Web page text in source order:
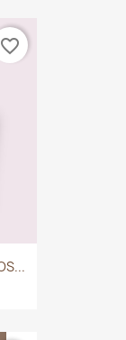
favorite_border